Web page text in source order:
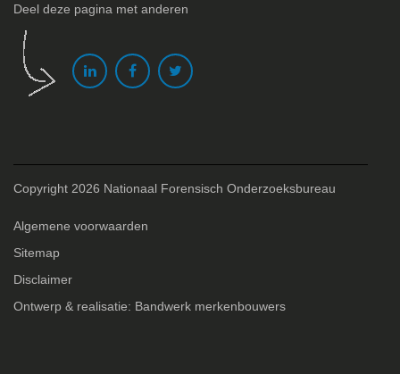
Deel deze pagina met anderen
Copyright 2026 Nationaal Forensisch Onderzoeksbureau
Algemene voorwaarden
Sitemap
Disclaimer
Ontwerp & realisatie: Bandwerk merkenbouwers